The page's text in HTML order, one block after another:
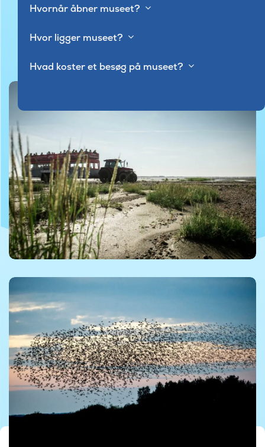
Hvornår åbner museet?
Hvor ligger museet?
Hvad koster et besøg på museet?
©Foto af Gitte Lindeborg
©Foto af Gitte Lindeborg